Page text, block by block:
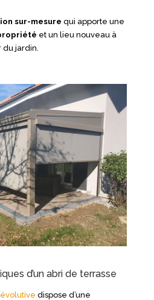
sur-mesure qui apporte une
et un lieu nouveau à
jardin.
d’un abri de terrasse
dispose d’une